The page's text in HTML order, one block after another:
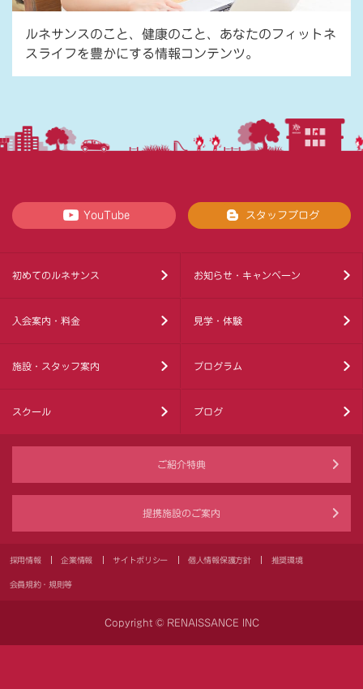
ルネサンスのこと、健康のこと、あなたのフィットネ
スライフを豊かにする情報コンテンツ。
YouTube スタッフブログ
初めてのルネサンス お知らせ・キャンペーン
入会案内・料金 見学・体験
施設・スタッフ案内 プログラム
スクール ブログ
ご紹介特典
提携施設のご案内
採用情報 企業情報 サイトポリシー 個人情報保護方針 推奨環境
会員規約・規則等
Copyright © RENAISSANCE INC